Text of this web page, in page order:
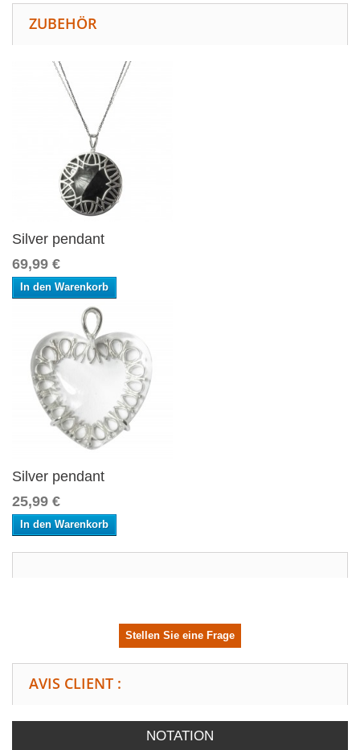
ZUBEHÖR
Silver pendant
69,99 €
In den Warenkorb
Silver pendant
25,99 €
In den Warenkorb
Stellen Sie eine Frage
AVIS CLIENT :
NOTATION